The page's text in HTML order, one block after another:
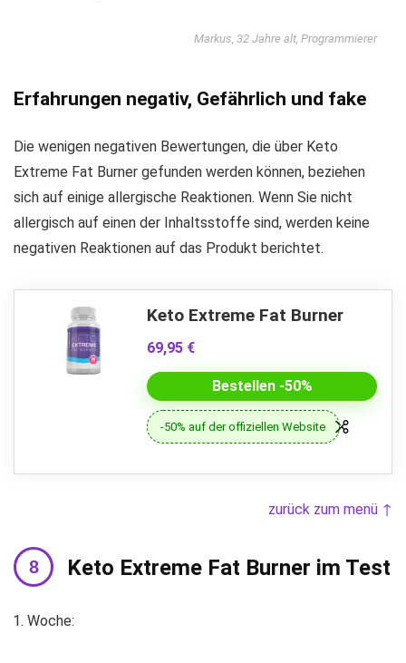
Markus, 32 Jahre alt, Programmierer
Erfahrungen negativ, Gefährlich und fake
Die wenigen negativen Bewertungen, die über Keto
Extreme Fat Burner gefunden werden können, beziehen
sich auf einige allergische Reaktionen. Wenn Sie nicht
allergisch auf einen der Inhaltsstoffe sind, werden keine
negativen Reaktionen auf das Produkt berichtet.
Keto Extreme Fat Burner
69,95 €
Bestellen -50%
-50% auf der offiziellen Website
zurück zum menü ↑
Keto Extreme Fat Burner im Test
Woche: